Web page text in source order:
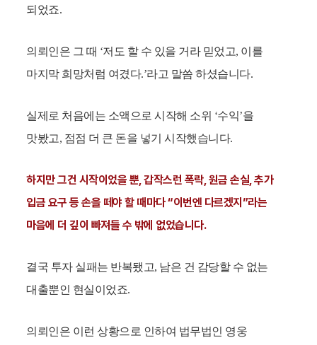
되었죠.
의뢰인은 그 때 ‘저도 할 수 있을 거라 믿었고, 이를
마지막 희망처럼 여겼다.’라고 말씀 하셨습니다.
실제로 처음에는 소액으로 시작해 소위 ‘수익’을
맛봤고, 점점 더 큰 돈을 넣기 시작했습니다.
하지만 그건 시작이었을 뿐, 갑작스런 폭락, 원금 손실, 추가
입금 요구 등 손을 떼야 할 때마다 “이번엔 다르겠지”라는
마음에 더 깊이 빠져들 수 밖에 없었습니다.
결국 투자 실패는 반복됐고, 남은 건 감당할 수 없는
대출뿐인 현실이었죠.
의뢰인은 이런 상황으로 인하여 법무법인 영웅